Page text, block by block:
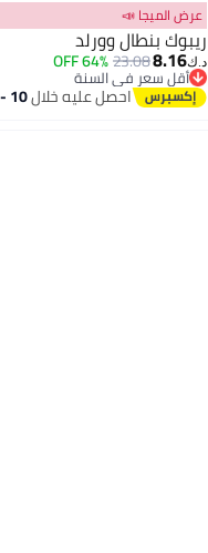
عرض الميجا 📣
ريبوك بنطال وورلد
د.ك‏8.16
23.08
64% OFF
أقل سعر في السنة
أقل سعر في السنة
احصل عليه خلال10 - 11 اغسطس